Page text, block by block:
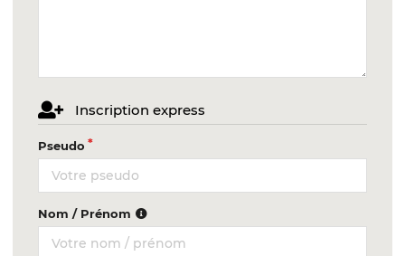
Inscription express
Pseudo
Nom / Prénom